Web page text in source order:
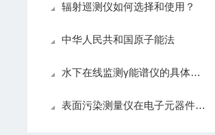
辐射巡测仪如何选择和使用？
中华人民共和国原子能法
水下在线监测γ能谱仪的具体应用场景
表面污染测量仪在电子元器件的生产过程中的应用